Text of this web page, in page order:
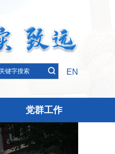
EN
党群工作